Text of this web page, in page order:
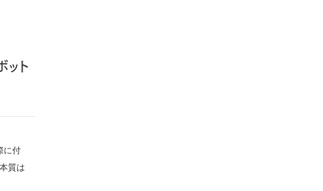
ト
に付
質は